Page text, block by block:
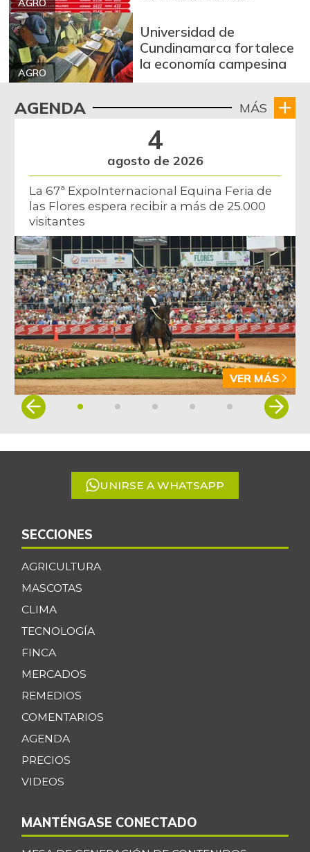
AGRO
AGRO
Universidad de
Cundinamarca fortalece
la economía campesina
AGENDA MÁS
4
agosto de 2026
La 67ª ExpoInternacional Equina Feria de
las Flores espera recibir a más de 25.000
visitantes
VER MÁS
Item
5
UNIRSE A WHATSAPP
SECCIONES
AGRICULTURA
MASCOTAS
CLIMA
TECNOLOGÍA
FINCA
MERCADOS
REMEDIOS
COMENTARIOS
AGENDA
PRECIOS
VIDEOS
MANTÉNGASE CONECTADO